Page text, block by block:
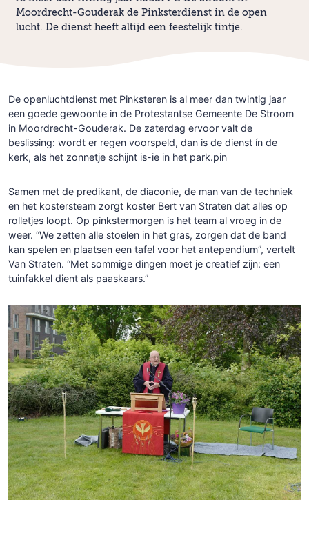
Moordrecht-Gouderak de Pinksterdienst in de open
lucht. De dienst heeft altijd een feestelijk tintje.
De openluchtdienst met Pinksteren is al meer dan twintig jaar
een goede gewoonte in de Protestantse Gemeente De Stroom
in Moordrecht-Gouderak. De zaterdag ervoor valt de
beslissing: wordt er regen voorspeld, dan is de dienst ín de
kerk, als het zonnetje schijnt is-ie in het park.pin
Samen met de predikant, de diaconie, de man van de techniek
en het kostersteam zorgt koster Bert van Straten dat alles op
rolletjes loopt. Op pinkstermorgen is het team al vroeg in de
weer. “We zetten alle stoelen in het gras, zorgen dat de band
kan spelen en plaatsen een tafel voor het antependium”, vertelt
Van Straten. “Met sommige dingen moet je creatief zijn: een
tuinfakkel dient als paaskaars.”